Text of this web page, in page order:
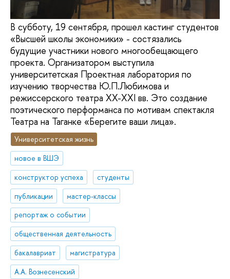
В субботу, 19 сентября, прошел кастинг студентов
«Высшей школы экономики» - состязались
будущие участники нового многообещающего
проекта. Организатором выступила
университетская Проектная лаборатория по
изучению творчества Ю.П.Любимова и
режиссерского театра XX-XXI вв. Это создание
поэтического перформанса по мотивам спектакля
Театра на Таганке «Берегите ваши лица».
Университетская жизнь
новое в ВШЭ
конструктор успеха
студенты
публикации
мастер-классы
репортаж о событии
общественная деятельность
бакалавриат
магистратура
А.А. Вознесенский